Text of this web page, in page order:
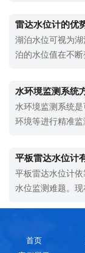
经过专业检查，
等爆炸，因此用
站的防爆零件能
雷达水位计的优
湖泊水位可视为
泊的水位值在不
宇宙力的影响。
监测湖泊水位对
所以使用雷达水
水环境监测系统
水环境监测系统
环境等进行精准
的影响很大，小
在某些情况下会
区的水文化循环
平板雷达水位计
水位监测难题。
箱涵、窄沟渠、
达水位计没有足
用扁平化外壳结
首页